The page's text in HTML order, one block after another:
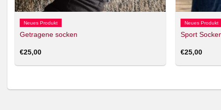
Neues Produkt
Getragene socken
€25,00
Neues Produkt
Sport
€25,00